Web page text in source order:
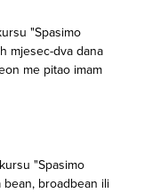
"Spasimo
mjesec-dva dana
me pitao imam
"Spasimo
broadbean ili